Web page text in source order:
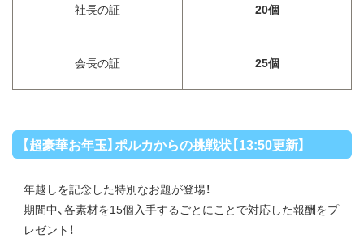
社長の証 20個
会長の証 25個
【超豪華お年玉】ポルカからの挑戦状【13:50更新】
年越しを記念した特別なお題が登場！
期間中、各素材を15個入手するごとにことで対応した報酬をプ
レゼント！